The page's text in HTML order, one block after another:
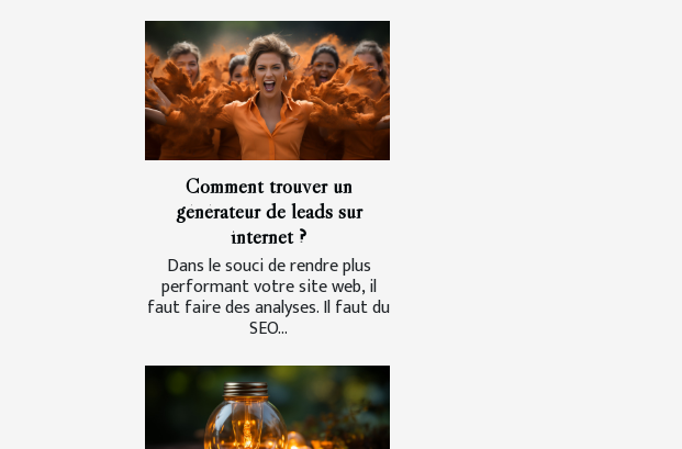
Comment trouver un
générateur de leads sur
internet ?
Dans le souci de rendre plus
performant votre site web, il
faut faire des analyses. Il faut du
SEO...